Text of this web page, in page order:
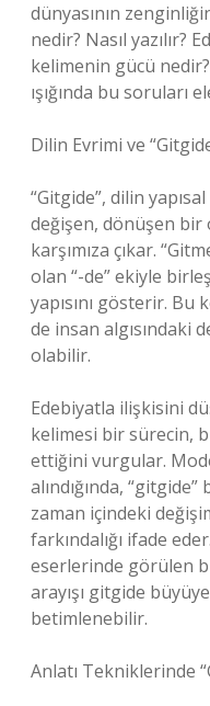
dünyasının
nedir? Nasıl yazılır?
kelimenin gücü
ışığında bu soruları
Dilin Evrimi ve
“Gitgide”, dilin
değişen, dönüşen
karşımıza çıkar.
olan “-de” ekiyle
yapısını gösterir.
de insan algısındaki
olabilir.
Edebiyatla ilişkisini
kelimesi bir sürecin,
ettiğini vurgular.
alındığında,
zaman içindeki
farkındalığı ifade
eserlerinde görülen
arayışı gitgide
betimlenebilir.
Anlatı Tekniklerinde